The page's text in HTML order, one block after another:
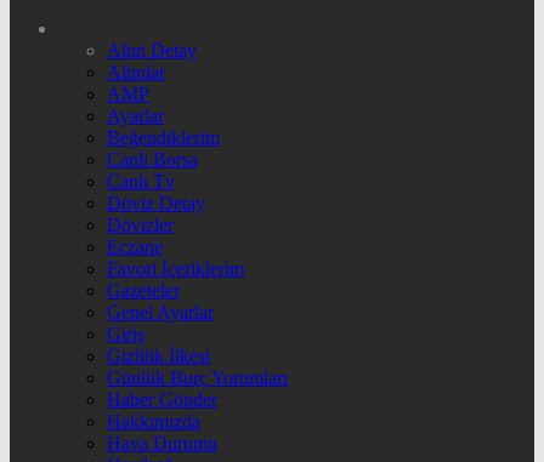
Altın Detay
Altınlar
AMP
Ayarlar
Beğendiklerim
Canlı Borsa
Canlı Tv
Döviz Detay
Dövizler
Eczane
Favori İçeriklerim
Gazeteler
Genel Ayarlar
Giriş
Gizlilik İlkesi
Günlük Burç Yorumları
Haber Gönder
Hakkımızda
Hava Durumu